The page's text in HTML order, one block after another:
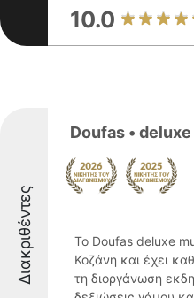
10.0
Διακριθέντες
Doufas •
Το Doufas deluxe
Κοζάνη και έχει
τη διοργάνωση